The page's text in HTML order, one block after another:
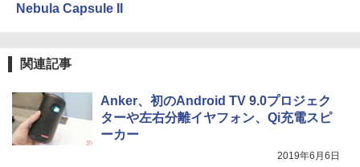
Nebula Capsule II
関連記事
Anker、初のAndroid TV 9.0プロジェク
ターや左右分離イヤフォン、Qi充電スピ
ーカー
2019年6月6日